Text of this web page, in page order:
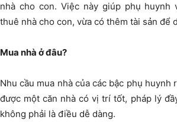
nhà cho con. Việc này giúp phụ
thuê nhà cho con, vừa có thêm tài sản để
Mua nhà ở đâu?
Nhu cầu mua nhà của các bậc phụ huynh
được một căn nhà có vị trí tốt, pháp lý
không phải là điều dễ dàng.